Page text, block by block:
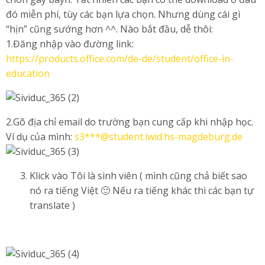
đó miễn phí, tùy các bạn lựa chọn. Nhưng dùng cái gì
“hịn” cũng sướng hơn ^^. Nào bắt đầu, dễ thôi:
1.Đăng nhập vào đường link:
https://products.office.com/de-de/student/office-in-
education
2.Gõ địa chỉ email do trường bạn cung cấp khi nhập học.
Ví dụ của mình: s3***@student.iwid.hs-magdeburg.de
Klick vào Tôi là sinh viên ( mình cũng chả biết sao
nó ra tiếng Việt 🙂 Nếu ra tiếng khác thì các bạn tự
translate )